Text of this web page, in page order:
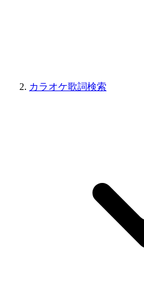
カラオケ歌詞検索